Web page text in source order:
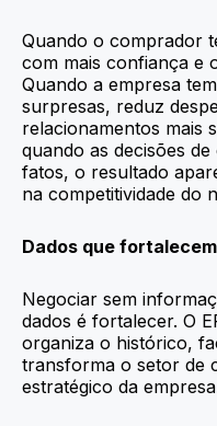
Quando o comprador
com mais confiança e
Quando a empresa
surpresas, reduz
relacionamentos mais
quando as decisões
fatos, o resultado
na competitividade do
Dados que
Negociar sem
dados é fortalecer. O
organiza o histórico,
transforma o setor de
estratégico da